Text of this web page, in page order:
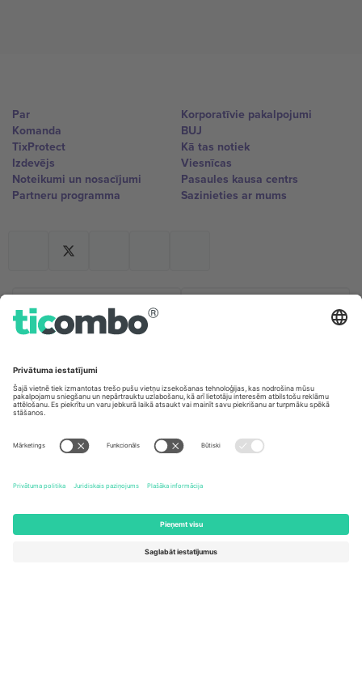
Par
Komanda
TixProtect
Izdevējs
Noteikumi un nosacījumi
Partneru programma
Korporatīvie pakalpojumi
BUJ
Kā tas notiek
Viesnīcas
Pasaules kausa centrs
Sazinieties ar mums
Biroji un atbalsts
Germany
Unter den Linden 24, 10117
Berlin, Germany
United Kingdom
Kingdom
United States
Newark, Delaware 19713, United
Switzerland
Engelberg, Switzerland